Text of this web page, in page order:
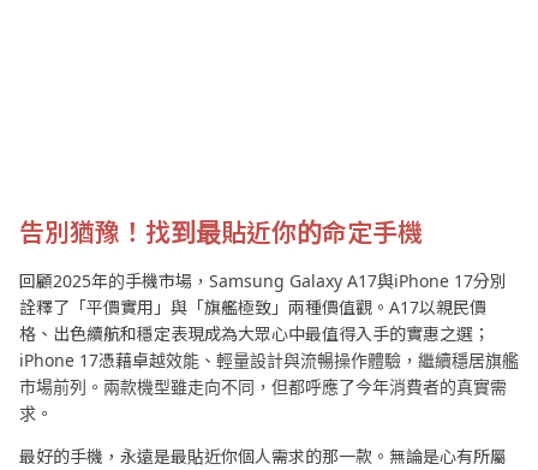
告別猶豫！找到最貼近你的命定手機
回顧2025年的手機市場，Samsung Galaxy A17與iPhone 17分別
詮釋了「平價實用」與「旗艦極致」兩種價值觀。A17以親民價
格、出色續航和穩定表現成為大眾心中最值得入手的實惠之選；
iPhone 17憑藉卓越效能、輕量設計與流暢操作體驗，繼續穩居旗艦
市場前列。兩款機型雖走向不同，但都呼應了今年消費者的真實需
求。
最好的手機，永遠是最貼近你個人需求的那一款。無論是心有所屬